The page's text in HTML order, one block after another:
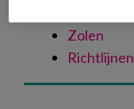
Zolen
Richtlijnen